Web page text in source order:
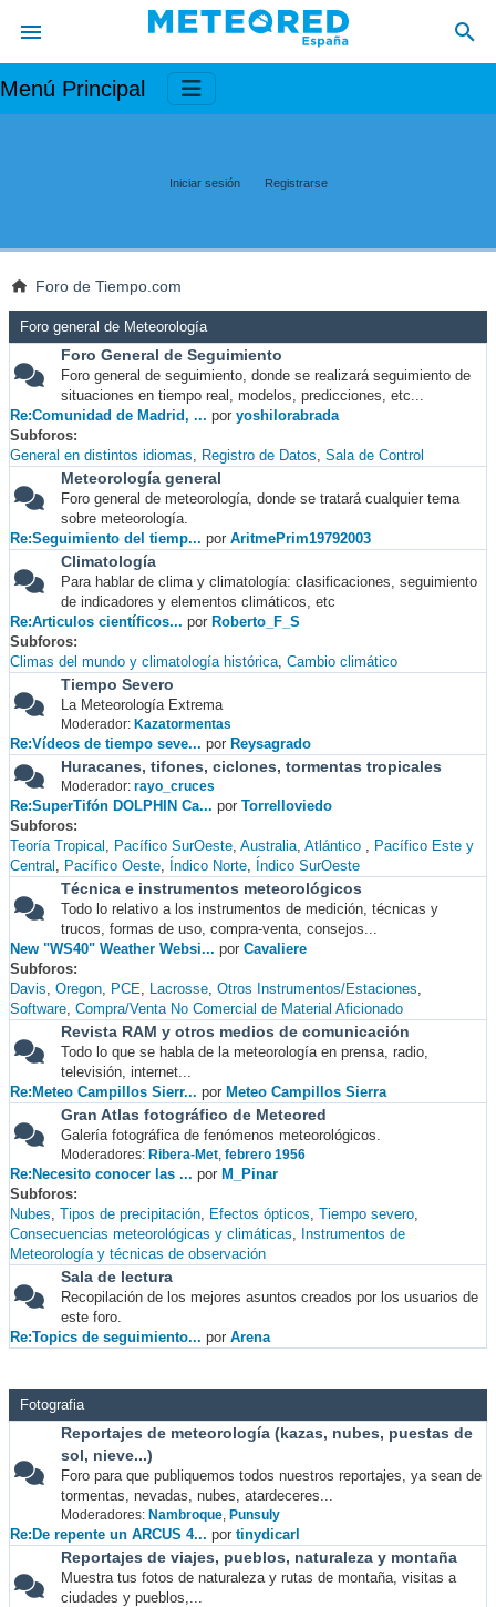
Menú Principal
Iniciar sesión Registrarse
Foro de Tiempo.com
Foro general de Meteorología
Foro General de Seguimiento
Foro general de seguimiento, donde se realizará seguimiento de
situaciones en tiempo real, modelos, predicciones, etc...
Re:Comunidad de Madrid, ... por yoshilorabrada
Subforos
General en distintos idiomas
Registro de Datos Sala de Control
Meteorología general
Foro general de meteorología, donde se tratará cualquier tema
sobre meteorología.
Re:Seguimiento del tiemp... por AritmePrim19792003
Climatología
Para hablar de clima y climatología: clasificaciones, seguimiento
de indicadores y elementos climáticos, etc
Re:Articulos científicos... por Roberto_F_S
Subforos
Climas del mundo y climatología histórica Cambio climático
Tiempo Severo
La Meteorología Extrema
Moderador: Kazatormentas
Re:Vídeos de tiempo seve... por Reysagrado
Huracanes, tifones, ciclones, tormentas tropicales
Moderador: rayo_cruces
Re:SuperTifón DOLPHIN Ca... por Torrelloviedo
Subforos
Teoría Tropical
Pacífico SurOeste Australia Atlántico
Pacífico Este y
Central
Pacífico Oeste Índico Norte Índico SurOeste
Técnica e instrumentos meteorológicos
Todo lo relativo a los instrumentos de medición, técnicas y
trucos, formas de uso, compra-venta, consejos...
New "WS40" Weather Websi... por Cavaliere
Subforos
Davis Oregon PCE Lacrosse Otros Instrumentos/Estaciones
Software Compra/Venta No Comercial de Material Aficionado
Revista RAM y otros medios de comunicación
Todo lo que se habla de la meteorología en prensa, radio,
televisión, internet...
Re:Meteo Campillos Sierr... por Meteo Campillos Sierra
Gran Atlas fotográfico de Meteored
Galería fotográfica de fenómenos meteorológicos.
Moderadores: Ribera-Met, febrero 1956
Re:Necesito conocer las ... por M_Pinar
Subforos
Nubes Tipos de precipitación Efectos ópticos Tiempo severo
Consecuencias meteorológicas y climáticas
Instrumentos de
Meteorología y técnicas de observación
Sala de lectura
Recopilación de los mejores asuntos creados por los usuarios de
este foro.
Re:Topics de seguimiento... por Arena
Fotografia
Reportajes de meteorología (kazas, nubes, puestas de
sol, nieve...)
Foro para que publiquemos todos nuestros reportajes, ya sean de
tormentas, nevadas, nubes, atardeceres...
Moderadores: Nambroque, Punsuly
Re:De repente un ARCUS 4... por tinydicarl
Reportajes de viajes, pueblos, naturaleza y montaña
Muestra tus fotos de naturaleza y rutas de montaña, visitas a
ciudades y pueblos,...